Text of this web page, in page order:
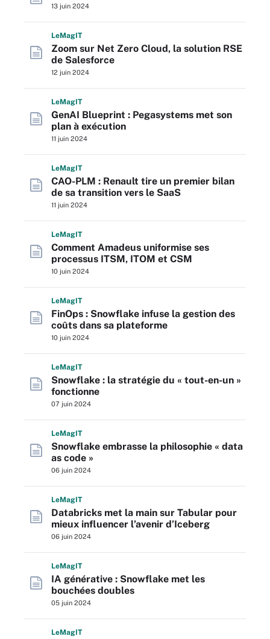
13 juin 2024
LeMagIT
Zoom sur Net Zero Cloud, la solution RSE
de Salesforce
12 juin 2024
LeMagIT
GenAI Blueprint : Pegasystems met son
plan à exécution
11 juin 2024
LeMagIT
CAO-PLM : Renault tire un premier bilan
de sa transition vers le SaaS
11 juin 2024
LeMagIT
Comment Amadeus uniformise ses
processus ITSM, ITOM et CSM
10 juin 2024
LeMagIT
FinOps : Snowflake infuse la gestion des
coûts dans sa plateforme
10 juin 2024
LeMagIT
Snowflake : la stratégie du « tout-en-un »
fonctionne
07 juin 2024
LeMagIT
Snowflake embrasse la philosophie « data
as code »
06 juin 2024
LeMagIT
Databricks met la main sur Tabular pour
mieux influencer l’avenir d’Iceberg
06 juin 2024
LeMagIT
IA générative : Snowflake met les
bouchées doubles
05 juin 2024
LeMagIT